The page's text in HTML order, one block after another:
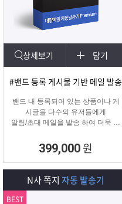
상세보기 담기
#밴드 등록 게시물 기반 메일 발송
밴드 내 등록되어 있는 상품이나 게
시글을 다수의 유저들에게
알림/초대 메일을 발송 하여 더욱 효
프로그램입니다.
399,000 원
N사 쪽지 자동 발송기
BEST